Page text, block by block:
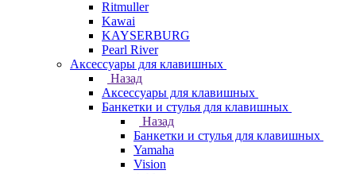
Ritmuller
Kawai
KAYSERBURG
Pearl River
Аксессуары для клавишных
Назад
Аксессуары для клавишных
Банкетки и стулья для клавишных
Назад
Банкетки и стулья для клавишных
Yamaha
Vision